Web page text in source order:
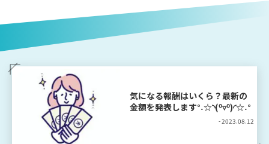
気になる報酬はいくら？最新の
金額を発表します°˖☆◝(⁰▿⁰)◜☆˖°
- 2023.08.12